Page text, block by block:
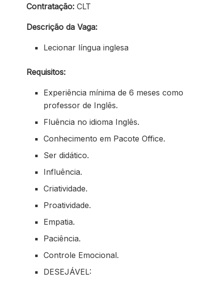
Contratação: CLT
Descrição da Vaga:
Lecionar língua inglesa
Requisitos:
Experiência mínima de 6 meses como
professor de Inglês.
Fluência no idioma Inglês.
Conhecimento em Pacote Office.
Ser didático.
Influência.
Criatividade.
Proatividade.
Empatia.
Paciência.
Controle Emocional.
DESEJÁVEL: